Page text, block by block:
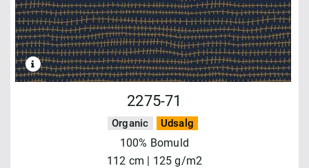
2275-71
Organic Udsalg
100% Bomuld
112 cm | 125 g/m2